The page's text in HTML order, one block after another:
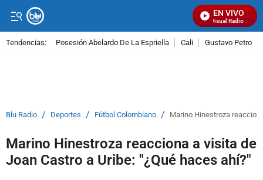
EN VIVO
Señal Visual Radio
Tendencias: Posesión Abelardo De La Espriella Cali Gustavo Petro
Blu Radio / Deportes / Fútbol Colombiano / Marino Hinestroza
Marino Hinestroza reacciona a visita de
Joan Castro a Uribe: "¿Qué haces ahí?"